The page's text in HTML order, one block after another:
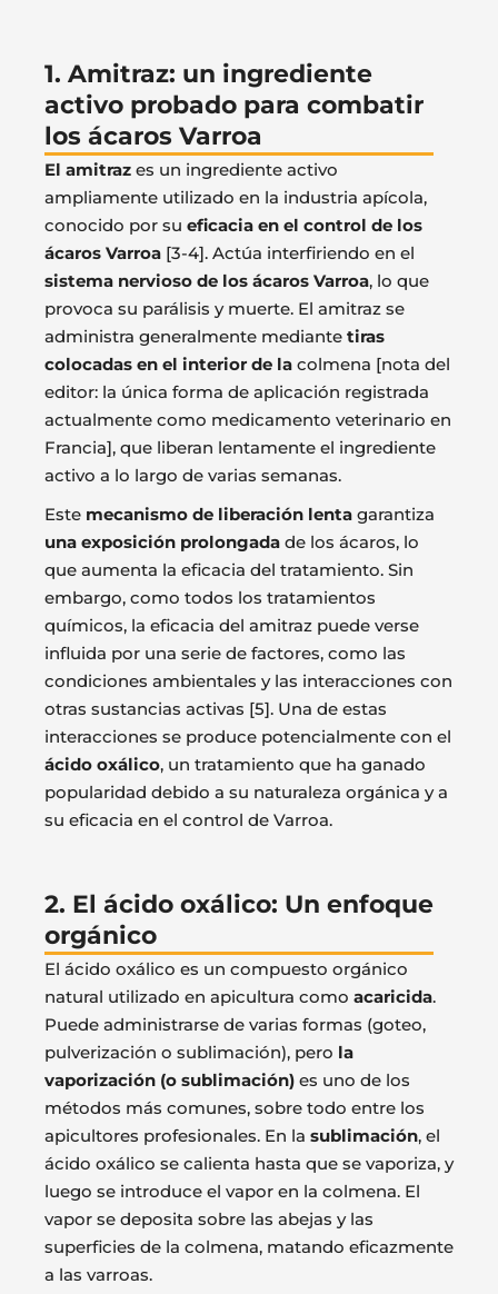
1. Amitraz: un ingrediente
activo probado para combatir
los ácaros Varroa
El amitraz es un ingrediente activo
ampliamente utilizado en la industria apícola,
conocido por su eficacia en el control de los
ácaros Varroa [3-4]. Actúa interfiriendo en el
sistema nervioso de los ácaros Varroa, lo que
provoca su parálisis y muerte. El amitraz se
administra generalmente mediante tiras
colocadas en el interior de la colmena [nota del
editor: la única forma de aplicación registrada
actualmente como medicamento veterinario en
Francia], que liberan lentamente el ingrediente
activo a lo largo de varias semanas.
Este mecanismo de liberación lenta garantiza
una exposición prolongada de los ácaros, lo
que aumenta la eficacia del tratamiento. Sin
embargo, como todos los tratamientos
químicos, la eficacia del amitraz puede verse
influida por una serie de factores, como las
condiciones ambientales y las interacciones con
otras sustancias activas [5]. Una de estas
interacciones se produce potencialmente con el
ácido oxálico, un tratamiento que ha ganado
popularidad debido a su naturaleza orgánica y a
su eficacia en el control de Varroa.
2. El ácido oxálico: Un enfoque
orgánico
El ácido oxálico es un compuesto orgánico
natural utilizado en apicultura como acaricida.
Puede administrarse de varias formas (goteo,
pulverización o sublimación), pero la
vaporización (o sublimación) es uno de los
métodos más comunes, sobre todo entre los
apicultores profesionales. En la sublimación, el
ácido oxálico se calienta hasta que se vaporiza, y
luego se introduce el vapor en la colmena. El
vapor se deposita sobre las abejas y las
superficies de la colmena, matando eficazmente
a las varroas.